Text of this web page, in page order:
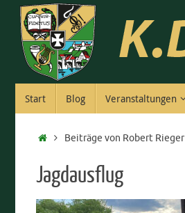
Zum
Inhalt
springen
Inhalt
Start Blog Veranstaltungen
StartBeiträge von Robert Rieger
Jagdausflug